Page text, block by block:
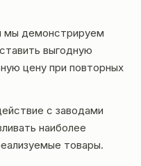
мы демонстрируем
выгодную
цену при повторных
с заводами
наиболее
товары.